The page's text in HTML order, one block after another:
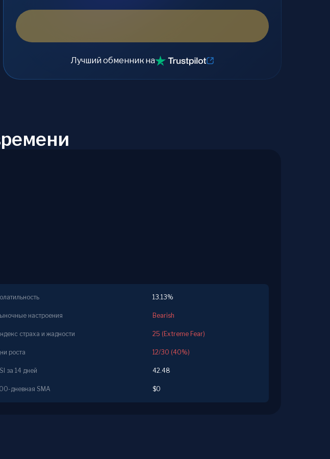
Лучший обменник на
13.13%
настроения Bearish
страха и жадности 25 (Extreme Fear)
роста 12/30 (40%)
за 14 дней 42.48
дневная SMA $0